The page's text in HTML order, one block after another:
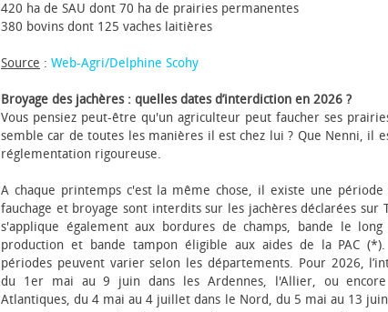
420 ha de SAU dont 70 ha de prairies permanentes
380 bovins dont 125 vaches laitières
Source : Web-Agri/Delphine Scohy
Broyage des jachères : quelles dates d’interdiction en 2026 ?
Vous pensiez peut-être qu'un agriculteur peut faucher ses
semble car de toutes les manières il est chez lui ? Que Nenni, il
réglementation rigoureuse.
A chaque printemps c'est la même chose, il existe une
fauchage et broyage sont interdits sur les jachères déclarées sur
s'applique également aux bordures de champs, bande le
production et bande tampon éligible aux aides de la PAC
périodes peuvent varier selon les départements. Pour 2026,
du 1er mai au 9 juin dans les Ardennes, l'Allier, ou encore
Atlantiques, du 4 mai au 4 juillet dans le Nord, du 5 mai au 13